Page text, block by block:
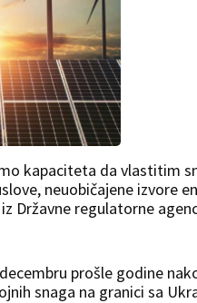
kapaciteta da vlastitim
neuobičajene izvore
Državne regulatorne
prošle godine
snaga na granici sa